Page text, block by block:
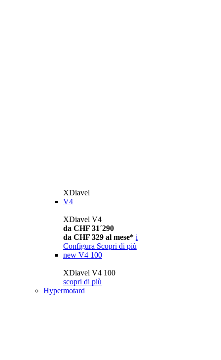
XDiavel
V4
XDiavel V4
da CHF 31´290
da CHF 329 al mese* i
Configura Scopri di più
new V4 100
XDiavel V4 100
scopri di più
Hypermotard